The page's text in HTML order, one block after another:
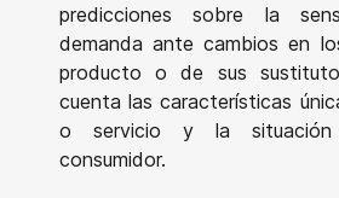
predicciones sobre la
demanda ante cambios en
producto o de sus
cuenta las características
o servicio y la situación
consumidor.